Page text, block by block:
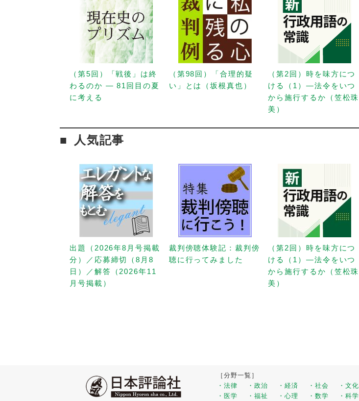
（第5回）「戦後」は終
わるのか — 81回目の夏
に考える
（第98回）「合理的疑
い」とは（坂根真也）
（第2回）時を味方につ
ける（1）—法令をいつ
から施行するか（笠松珠
美）
人気記事
出題（2026年8月号掲載
分）／応募締切（8月8
日）／解答（2026年11
月号掲載）
裁判傍聴体験記：裁判傍
聴に行ってみました
（第2回）時を味方につ
ける（1）—法令をいつ
から施行するか（笠松珠
美）
［分野一覧］
・法律
・政治 ・経済 ・社会 ・文化
・医学
・福祉 ・心理 ・数学 ・科学